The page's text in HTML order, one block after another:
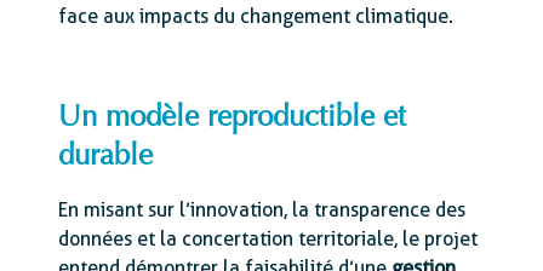
face aux impacts du changement climatique.
Un modèle reproductible et
durable
En misant sur l’innovation, la transparence des
données et la concertation territoriale, le projet